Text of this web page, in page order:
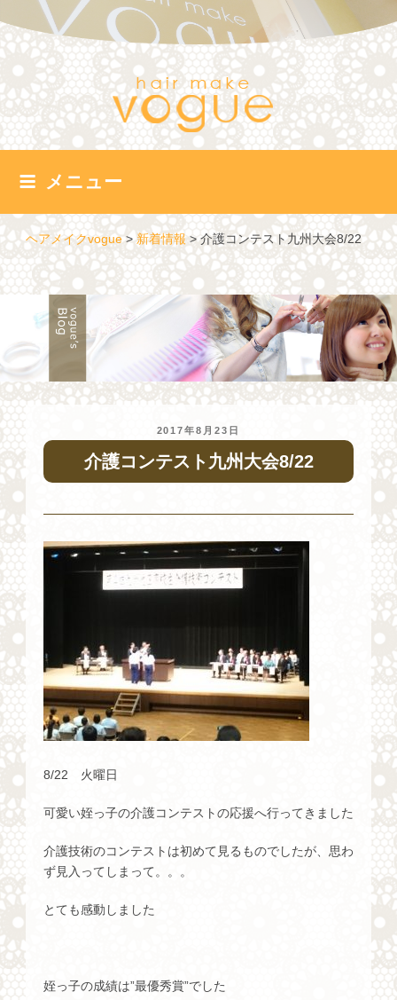
ン
テ
ツ
へ
ス
キ
メニュー
ヘアメイクvogue>新着情報>介護コンテスト九州大会8/22
投
日:
2017年8月23日
介護コンテスト九州大会8/22
8/22 火曜日
可愛い姪っ子の介護コンテストの応援へ行ってきました
介護技術のコンテストは初めて見るものでしたが、思わ
ず見入ってしまって。。。
とても感動しました
姪っ子の成績は”最優秀賞”でした